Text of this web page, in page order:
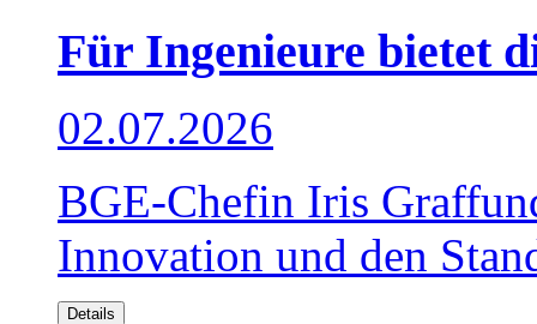
Für Ingenieure bietet
02.07.2026
BGE-Chefin Iris
Innovation und den
Details